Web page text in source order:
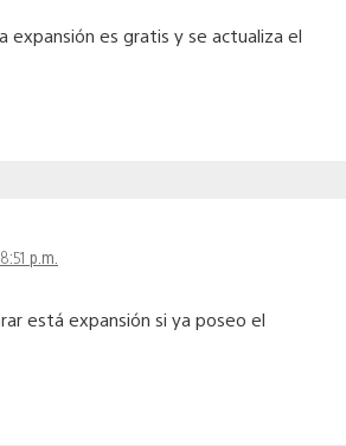
expansión es gratis y se actualiza el
p.m.
está expansión si ya poseo el